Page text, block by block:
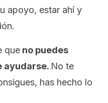
apoyo, estar ahí y
que no puedes
ayudarse. No te
has hecho lo